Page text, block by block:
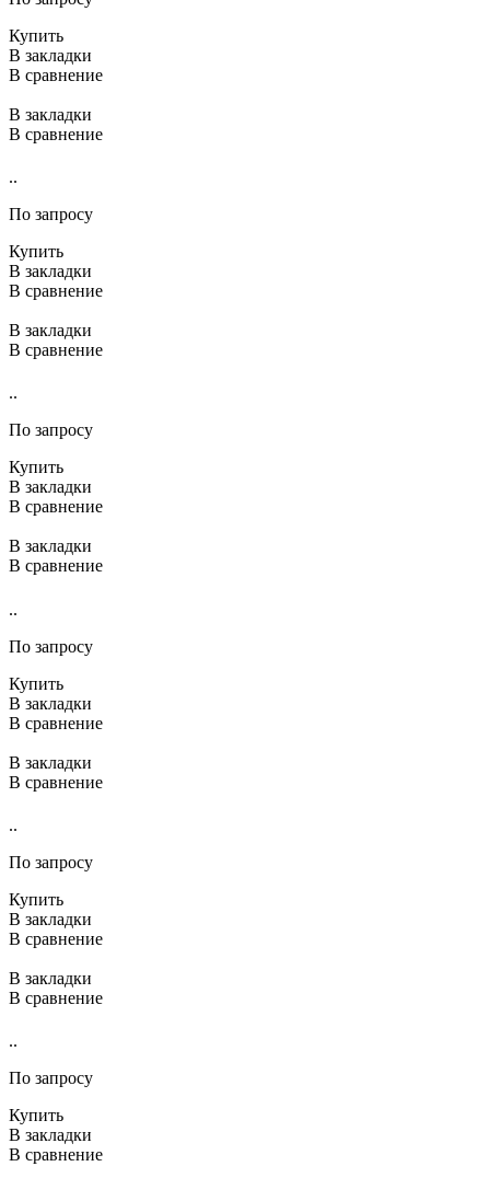
Купить
В закладки
В сравнение
В закладки
В сравнение
..
По запросу
Купить
В закладки
В сравнение
В закладки
В сравнение
..
По запросу
Купить
В закладки
В сравнение
В закладки
В сравнение
..
По запросу
Купить
В закладки
В сравнение
В закладки
В сравнение
..
По запросу
Купить
В закладки
В сравнение
В закладки
В сравнение
..
По запросу
Купить
В закладки
В сравнение